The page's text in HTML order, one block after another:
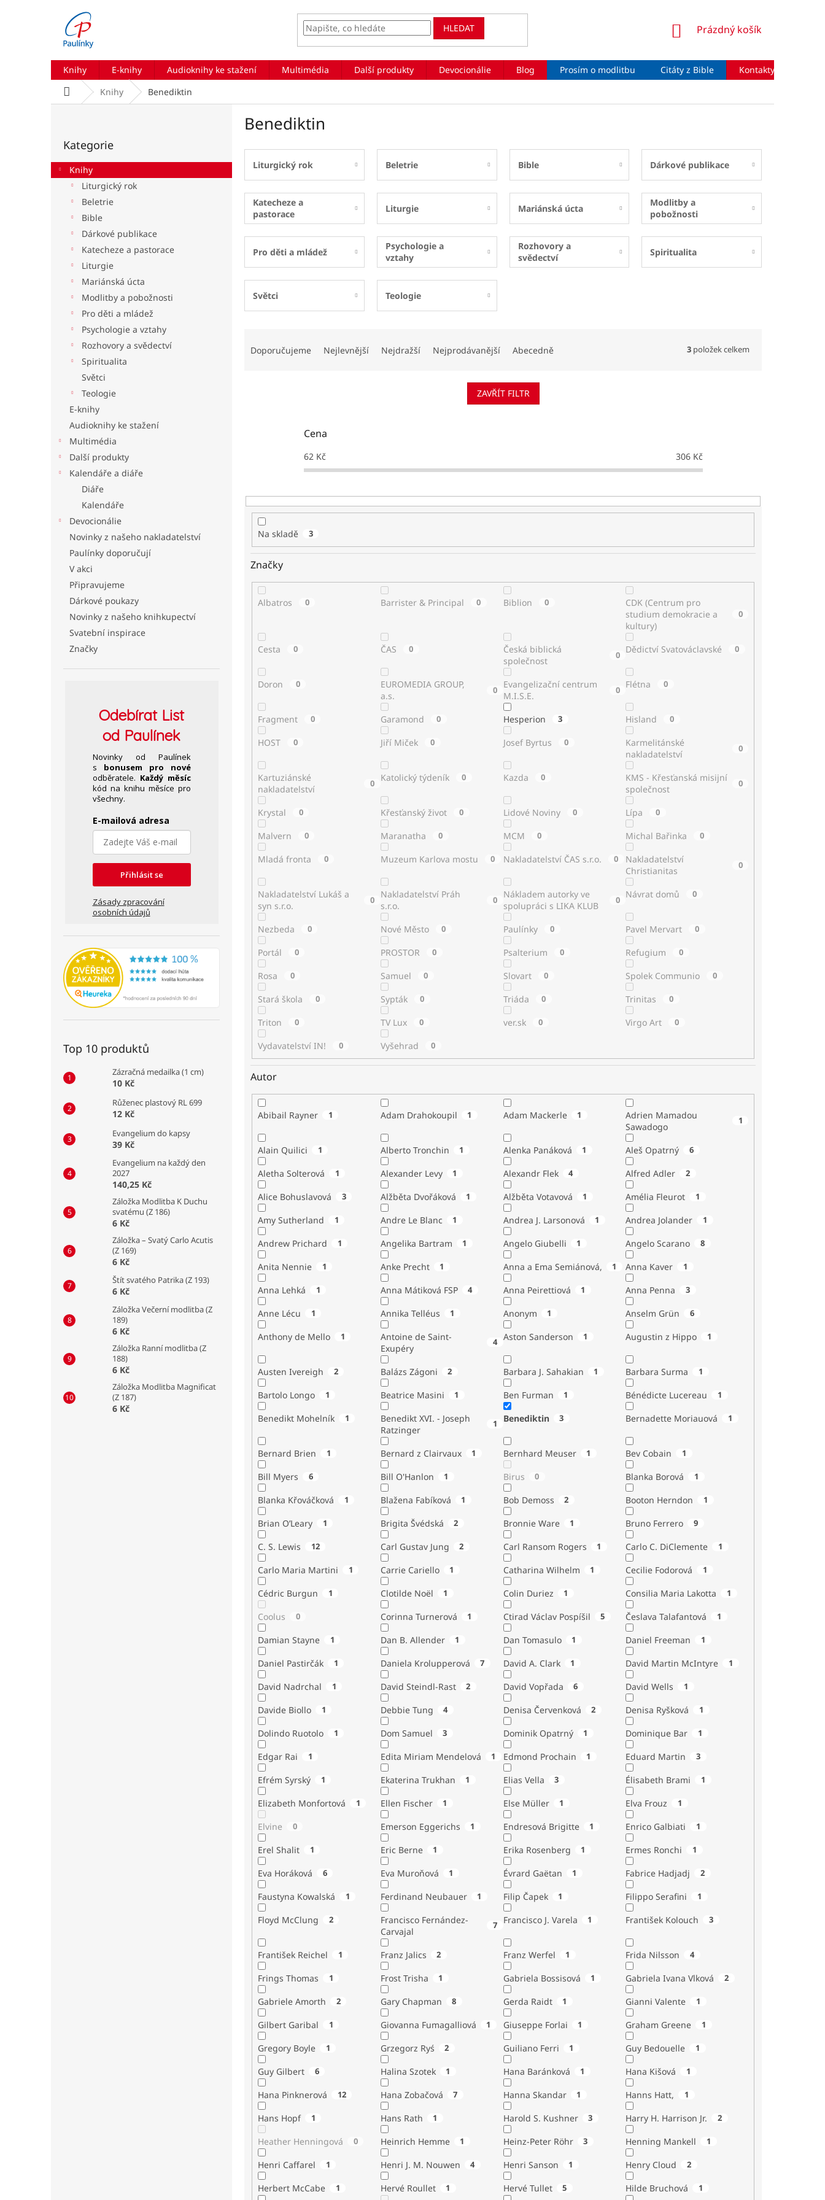
HLEDAT
NÁKUPNÍ
Prázdný košík
Knihy E-knihy Audioknihy ke stažení Multimédia Další produkty Devocionálie Blog Prosím o modlitbu Citáty z Bible Kontakty
Domů Knihy Benediktin
r
a
kategorie
Kategorie
Knihy
Liturgický rok
Beletrie
Bible
Dárkové publikace
Katecheze a pastorace
Liturgie
Mariánská úcta
Modlitby a pobožnosti
Pro děti a mládež
Psychologie a vztahy
Rozhovory a svědectví
Spiritualita
Světci
Teologie
E-knihy
Audioknihy ke stažení
Multimédia
Další produkty
Kalendáře a diáře
Diáře
Kalendáře
Devocionálie
Novinky z našeho nakladatelství
Paulínky doporučují
V akci
Připravujeme
Dárkové poukazy
Novinky z našeho knihkupectví
Svatební inspirace
Značky
OdebíratList
od Paulínek
Novinky od Paulínek
s bonusem pro nové
odběratele. Každý měsíc
kód na knihu měsíce pro
všechny.
E-mailová adresa
Přihlásit se
Zásady zpracování
osobních údajů
Top 10 produktů
Zázračná medailka (1 cm)
10 Kč
Růženec plastový RL 699
12 Kč
Evangelium do kapsy
39 Kč
Evangelium na každý den
2027
140,25 Kč
Záložka Modlitba K Duchu
svatému (Z 186)
6 Kč
Záložka – Svatý Carlo Acutis
(Z 169)
6 Kč
Štít svatého Patrika (Z 193)
6 Kč
Záložka Večerní modlitba (Z
189)
6 Kč
Záložka Ranní modlitba (Z
188)
6 Kč
Záložka Modlitba Magnificat
(Z 187)
6 Kč
Benediktin
Liturgický rok Beletrie Bible Dárkové publikace
Katecheze a
pastorace
Liturgie Mariánská úcta
Modlitby a
pobožnosti
Pro děti a mládež
Psychologie a
vztahy
Rozhovory a
svědectví
Spiritualita
Světci Teologie
t
ů
Doporučujeme Nejlevnější Nejdražší Nejprodávanější Abecedně 3 položek celkem
ZAVŘÍT FILTR
Cena
62Kč 306Kč
Na skladě 3
Značky
Albatros 0 Barrister & Principal 0 Biblion 0
CDK (Centrum pro
studium demokracie a
kultury)
0
Cesta 0 ČAS 0
Česká biblická
společnost
0 Dědictví Svatováclavské 0
Doron 0
EUROMEDIA GROUP,
a.s.
0
Evangelizační centrum
M.I.S.E.
0 Flétna 0
Fragment 0 Garamond 0 Hesperion 3 Hisland 0
HOST 0 Jiří Miček 0 Josef Byrtus 0
Karmelitánské
nakladatelství
0
Kartuziánské
nakladatelství
0 Katolický týdeník 0 Kazda 0
KMS - Křesťanská misijní
společnost
0
Krystal 0 Křesťanský život 0 Lidové Noviny 0 Lípa 0
Malvern 0 Maranatha 0 MCM 0 Michal Bařinka 0
Mladá fronta 0 Muzeum Karlova mostu 0 Nakladatelství ČAS s.r.o. 0
Nakladatelství
Christianitas
0
Nakladatelství Lukáš a
syn s.r.o.
0
Nakladatelství Práh
s.r.o.
0
Nákladem autorky ve
spolupráci s LIKA KLUB
0 Návrat domů 0
Nezbeda 0 Nové Město 0 Paulínky 0 Pavel Mervart 0
Portál 0 PROSTOR 0 Psalterium 0 Refugium 0
Rosa 0 Samuel 0 Slovart 0 Spolek Communio 0
Stará škola 0 Sypták 0 Triáda 0 Trinitas 0
Triton 0 TV Lux 0 ver.sk 0 Virgo Art 0
Vydavatelství IN! 0 Vyšehrad 0
Autor
Abibail Rayner 1 Adam Drahokoupil 1 Adam Mackerle 1
Adrien Mamadou
Sawadogo
1
Alain Quilici 1 Alberto Tronchin 1 Alenka Panáková 1 Aleš Opatrný 6
Aletha Solterová 1 Alexander Levy 1 Alexandr Flek 4 Alfred Adler 2
Alice Bohuslavová 3 Alžběta Dvořáková 1 Alžběta Votavová 1 Amélia Fleurot 1
Amy Sutherland 1 Andre Le Blanc 1 Andrea J. Larsonová 1 Andrea Jolander 1
Andrew Prichard 1 Angelika Bartram 1 Angelo Giubelli 1 Angelo Scarano 8
Anita Nennie 1 Anke Precht 1 Anna a Ema Semiánová, 1 Anna Kaver 1
Anna Lehká 1 Anna Mátiková FSP 4 Anna Peirettiová 1 Anna Penna 3
Anne Lécu 1 Annika Telléus 1 Anonym 1 Anselm Grün 6
Anthony de Mello 1
Antoine de Saint-
Exupéry
4 Aston Sanderson 1 Augustin z Hippo 1
Austen Ivereigh 2 Balázs Zágoni 2 Barbara J. Sahakian 1 Barbara Surma 1
Bartolo Longo 1 Beatrice Masini 1 Ben Furman 1 Bénédicte Lucereau 1
Benedikt Mohelník 1
Benedikt XVI. - Joseph
Ratzinger
1 Benediktin 3 Bernadette Moriauová 1
Bernard Brien 1 Bernard z Clairvaux 1 Bernhard Meuser 1 Bev Cobain 1
Bill Myers 6 Bill O'Hanlon 1 Birus 0 Blanka Borová 1
Blanka Křováčková 1 Blažena Fabíková 1 Bob Demoss 2 Booton Herndon 1
Brian O’Leary 1 Brigita Švédská 2 Bronnie Ware 1 Bruno Ferrero 9
C. S. Lewis 12 Carl Gustav Jung 2 Carl Ransom Rogers 1 Carlo C. DiClemente 1
Carlo Maria Martini 1 Carrie Cariello 1 Catharina Wilhelm 1 Cecilie Fodorová 1
Cédric Burgun 1 Clotilde Noël 1 Colin Duriez 1 Consilia Maria Lakotta 1
Coolus 0 Corinna Turnerová 1 Ctirad Václav Pospíšil 5 Česlava Talafantová 1
Damian Stayne 1 Dan B. Allender 1 Dan Tomasulo 1 Daniel Freeman 1
Daniel Pastirčák 1 Daniela Krolupperová 7 David A. Clark 1 David Martin McIntyre 1
David Nadrchal 1 David Steindl-Rast 2 David Vopřada 6 David Wells 1
Davide Biollo 1 Debbie Tung 4 Denisa Červenková 2 Denisa Ryšková 1
Dolindo Ruotolo 1 Dom Samuel 3 Dominik Opatrný 1 Dominique Bar 1
Edgar Rai 1 Edita Miriam Mendelová 1 Edmond Prochain 1 Eduard Martin 3
Efrém Syrský 1 Ekaterina Trukhan 1 Elias Vella 3 Élisabeth Brami 1
Elizabeth Monfortová 1 Ellen Fischer 1 Else Müller 1 Elva Frouz 1
Elvine 0 Emerson Eggerichs 1 Endresová Brigitte 1 Enrico Galbiati 1
Erel Shalit 1 Eric Berne 1 Erika Rosenberg 1 Ermes Ronchi 1
Eva Horáková 6 Eva Muroňová 1 Évrard Gaëtan 1 Fabrice Hadjadj 2
Faustyna Kowalská 1 Ferdinand Neubauer 1 Filip Čapek 1 Filippo Serafini 1
Floyd McClung 2
Francisco Fernández-
Carvajal
7 Francisco J. Varela 1 František Kolouch 3
František Reichel 1 Franz Jalics 2 Franz Werfel 1 Frida Nilsson 4
Frings Thomas 1 Frost Trisha 1 Gabriela Bossisová 1 Gabriela Ivana Vlková 2
Gabriele Amorth 2 Gary Chapman 8 Gerda Raidt 1 Gianni Valente 1
Gilbert Garibal 1 Giovanna Fumagalliová 1 Giuseppe Forlai 1 Graham Greene 1
Gregory Boyle 1 Grzegorz Ryś 2 Guiliano Ferri 1 Guy Bedouelle 1
Guy Gilbert 6 Halina Szotek 1 Hana Baránková 1 Hana Kišová 1
Hana Pinknerová 12 Hana Zobačová 7 Hanna Skandar 1 Hanns Hatt, 1
Hans Hopf 1 Hans Rath 1 Harold S. Kushner 3 Harry H. Harrison Jr. 2
Heather Henningová 0 Heinrich Hemme 1 Heinz-Peter Röhr 3 Henning Mankell 1
Henri Caffarel 1 Henri J. M. Nouwen 4 Henri Sanson 1 Henry Cloud 2
Herbert McCabe 1 Hervé Roullet 1 Hervé Tullet 5 Hilde Bruchová 1